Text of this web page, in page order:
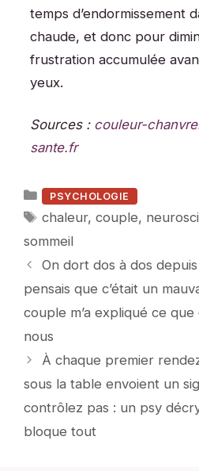
temps d’endormissement
chaude, et donc pour
frustration accumulée
yeux.
Sources : couleur-
sante.fr
Catégories
PSYCHOLOGIE
Étiquettes
chaleur,couple,
sommeil
On dort dos à dos
pensais que c’était un
couple m’a expliqué ce
nous
À chaque premier
sous la table envoient un
contrôlez pas : un psy
bloque tout